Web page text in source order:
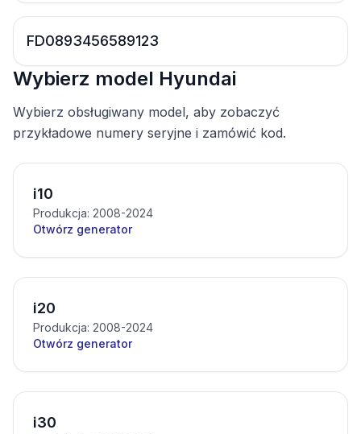
FD0893456589123
Wybierz model Hyundai
Wybierz obsługiwany model, aby zobaczyć
przykładowe numery seryjne i zamówić kod.
i10
Produkcja: 2008-2024
Otwórz generator
i20
Produkcja: 2008-2024
Otwórz generator
i30